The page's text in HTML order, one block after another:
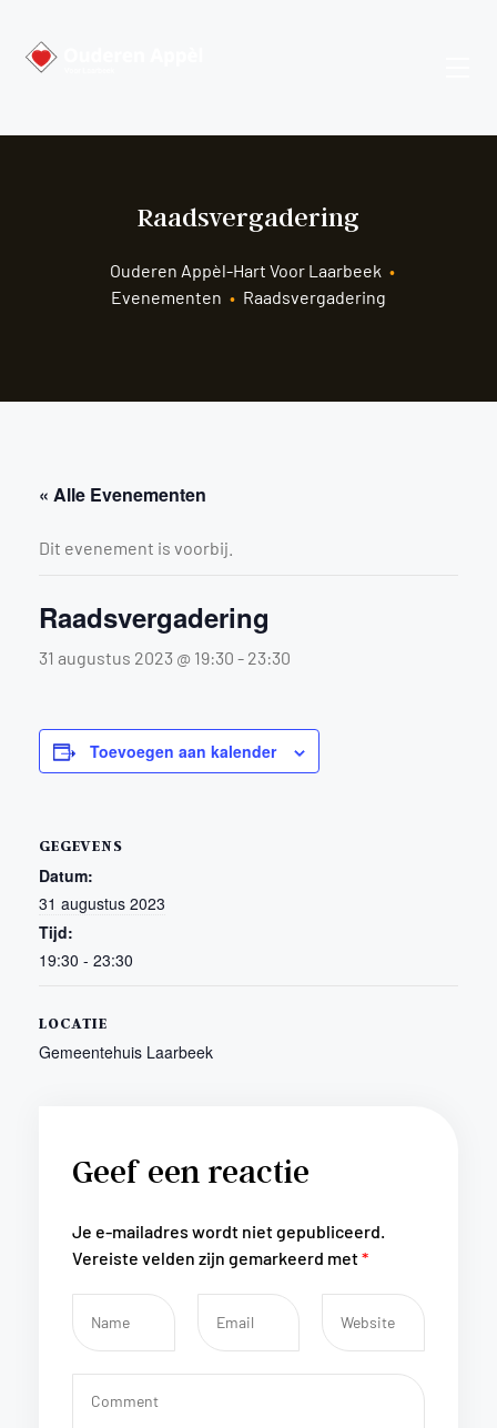
Raadsvergadering
Ouderen Appèl-Hart Voor Laarbeek •
Evenementen • Raadsvergadering
« Alle Evenementen
Dit evenement is voorbij.
Raadsvergadering
31 augustus 2023 @ 19:30 - 23:30
Toevoegen aan kalender
GEGEVENS
Datum:
31 augustus 2023
Tijd:
19:30 - 23:30
LOCATIE
Gemeentehuis Laarbeek
Geef een reactie
Je e-mailadres wordt niet gepubliceerd.
Vereiste velden zijn gemarkeerd met*